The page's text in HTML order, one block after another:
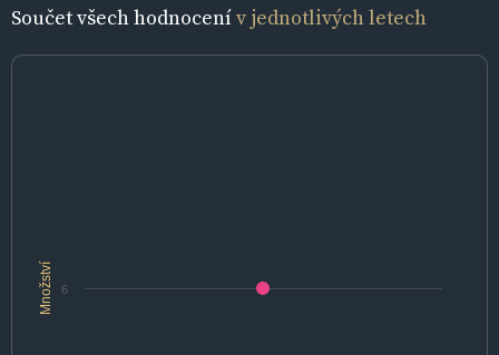
Součet všech hodnocenív jednotlivých letech
Množství 6